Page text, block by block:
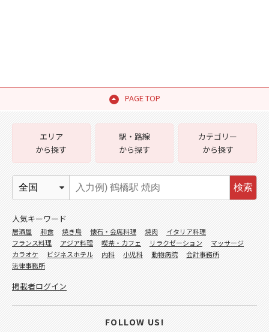
PAGE TOP
エリア
から探す
駅・路線
から探す
カテゴリー
から探す
検索
人気キーワード
居酒屋 和食 焼き鳥 懐石・会席料理 焼肉
イタリア料理
フランス料理
アジア料理 喫茶・カフェ リラクゼーション
マッサージ
カラオケ
ビジネスホテル 内科 小児科 動物病院
会計事務所
法律事務所
掲載者ログイン
FOLLOW US!